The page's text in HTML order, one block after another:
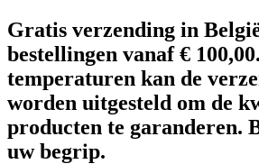
Spring
naar
de
inhoud
Gratis verzending in
bestellingen vanaf €
temperaturen kan de
worden uitgesteld om de
producten te garanderen.
uw begrip.